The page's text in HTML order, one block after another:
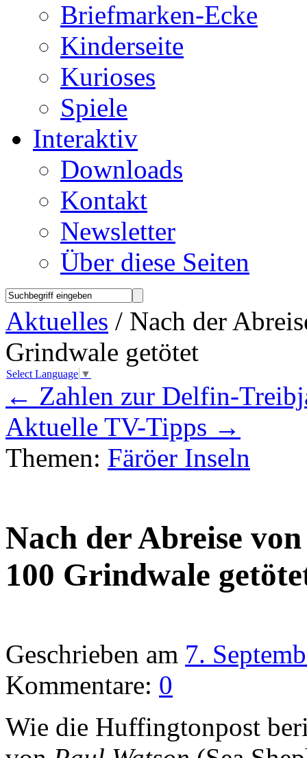
Briefmarken-Ecke
Kinderseite
Kurioses
Spiele
Interaktiv
Downloads
Kontakt
Newsletter
Über diese Seiten
Aktuelles / Nach der
Grindwale getötet
Select Language ▼
← Zahlen zur Delfin-
Aktuelle TV-Tipps →
Themen: Färöer Inseln
Nach der Abreise
100 Grindwale
Geschrieben am 7.
Kommentare: 0
Wie die Huffingtonpost